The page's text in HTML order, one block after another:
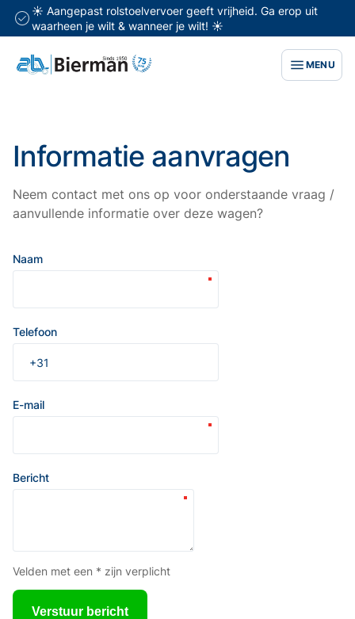
☀️ Aangepast rolstoelvervoer geeft vrijheid. Ga erop uit
waarheen je wilt & wanneer je wilt! ☀️
MENU
Informatie aanvragen
Neem contact met ons op voor onderstaande vraag /
aanvullende informatie over deze wagen?
Naam
Telefoon
E-mail
Bericht
Velden met een * zijn verplicht
Verstuur bericht